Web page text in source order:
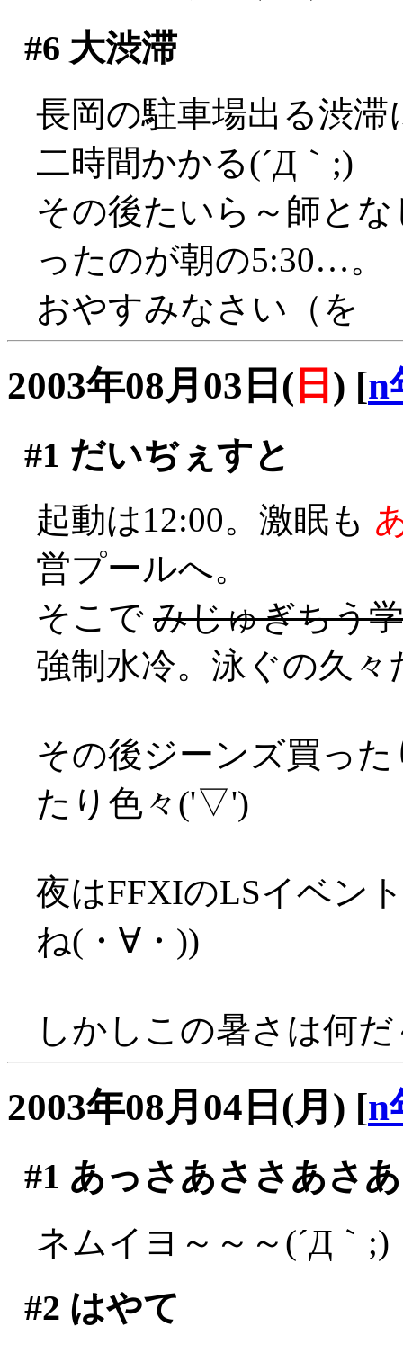
#6 大渋滞
長岡の駐車場出る渋
二時間かかる(´Д｀;)
その後たいら～師と
ったのが朝の5:30…。
おやすみなさい（を
2003年08月03日( 日 ) [n
#1 だいぢぇすと
起動は12:00。激眠も
営プールへ。
そこで みじゅぎちう
強制水冷。泳ぐの久々
その後ジーンズ買っ
たり色々('▽')
夜はFFXIのLSイベン
ね(・∀・))
しかしこの暑さは何
2003年08月04日(月) [n
#1 あっさあささあさ
ネムイヨ～～～(´Д｀;)
#2 はやて